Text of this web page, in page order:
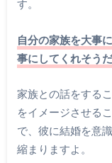
す。
自分の家族を大事
事にしてくれそう
家族との話をする
をイメージさせる
で、彼に結婚を意
縮まりますよ。